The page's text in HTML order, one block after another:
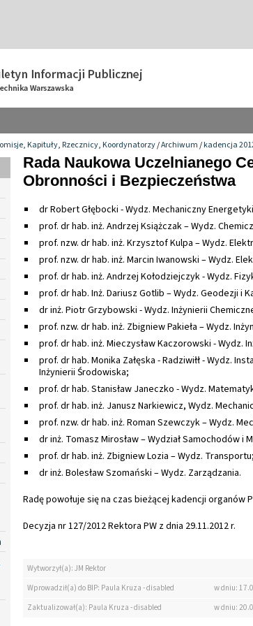
Kapituły, Rzecznicy, Koordynatorzy/Archiwum/kadencja
Rada Naukowa Uczelnianego
Obronności i Bezpieczeństwa
dr Robert Głębocki - Wydz. Mechaniczny
prof. dr hab. inż. Andrzej Książczak – Wydz.
prof. nzw. dr hab. inż. Krzysztof Kulpa – Wydz.
prof. nzw. dr hab. inż. Marcin Iwanowski – Wydz.
prof. dr hab. inż. Andrzej Kołodziejczyk - Wydz.
prof. dr hab. Inż. Dariusz Gotlib – Wydz. Geodezji i
dr inż. Piotr Grzybowski - Wydz. Inżynierii
prof. nzw. dr hab. inż. Zbigniew Pakieła – Wydz.
prof. dr hab. inż. Mieczysław Kaczorowski - Wydz.
prof. dr hab. Monika Załęska - Radziwiłł - Wydz.
Inżynierii Środowiska;
prof. dr hab. Stanisław Janeczko - Wydz.
prof. dr hab. inż. Janusz Narkiewicz, Wydz.
prof. nzw. dr hab. inż. Roman Szewczyk – Wydz.
dr inż. Tomasz Mirosław – Wydział Samochodów i
prof. dr hab. inż. Zbigniew Lozia – Wydz. Transportu;
dr inż. Bolesław Szomański – Wydz. Zarządzania.
Radę powołuje się na czas bieżącej kadencji organów
Decyzja nr 127/2012 Rektora PW z dnia 29.11.2012 r.
Wytworzył(a): JM Rektor
Wprowadził(a) do BIP: Paula Kruza - disabled
w dniu:
Zaktualizował(a): Paula Kruza - disabled
w dniu: